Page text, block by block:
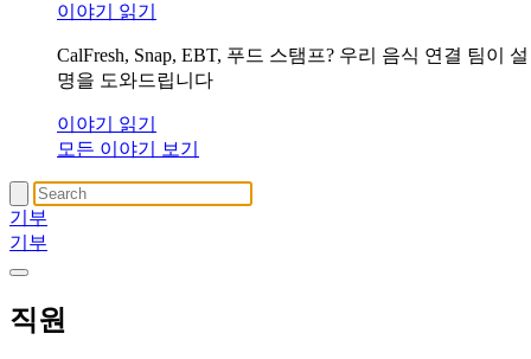
이야기 읽기
CalFresh, Snap, EBT, 푸드 스탬프? 우리 음식 연결 팀이 설
명을 도와드립니다
이야기 읽기
모든 이야기 보기
기부
기부
직원